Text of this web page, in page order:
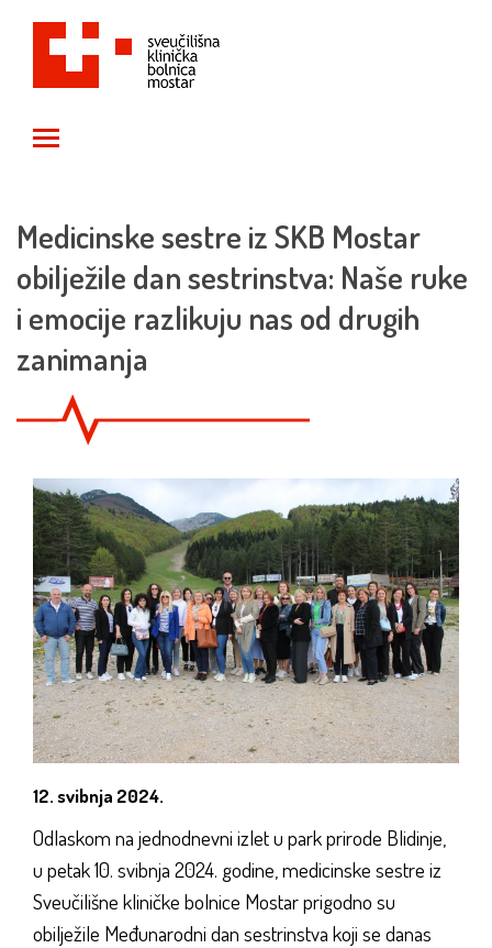
Medicinske sestre iz SKB Mostar
obilježile dan sestrinstva: Naše ruke
i emocije razlikuju nas od drugih
zanimanja
12. svibnja 2024.
Odlaskom na jednodnevni izlet u park prirode Blidinje,
u petak 10. svibnja 2024. godine, medicinske sestre iz
Sveučilišne kliničke bolnice Mostar prigodno su
obilježile Međunarodni dan sestrinstva koji se danas